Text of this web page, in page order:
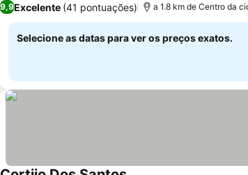
9,9Excelente (41 pontuações) a 1.8 km de Centro da
Selecione as datas para ver os preços exatos.